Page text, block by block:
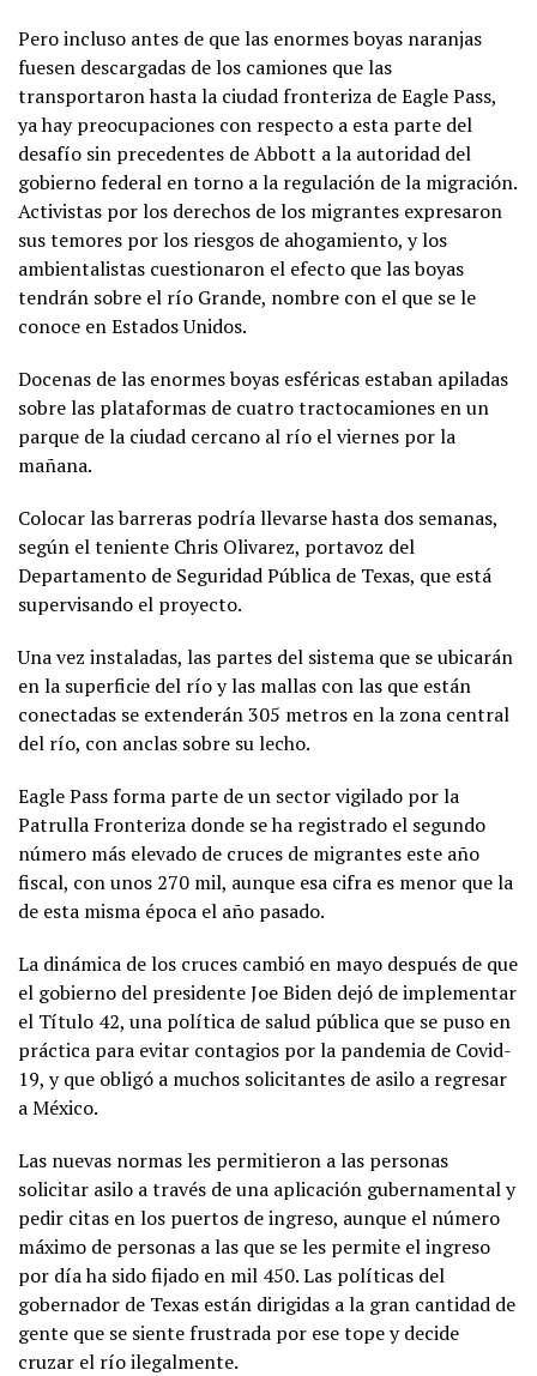
Pero incluso antes de que las enormes boyas naranjas
fuesen descargadas de los camiones que las
transportaron hasta la ciudad fronteriza de Eagle Pass,
ya hay preocupaciones con respecto a esta parte del
desafío sin precedentes de Abbott a la autoridad del
gobierno federal en torno a la regulación de la migración.
Activistas por los derechos de los migrantes expresaron
sus temores por los riesgos de ahogamiento, y los
ambientalistas cuestionaron el efecto que las boyas
tendrán sobre el río Grande, nombre con el que se le
conoce en Estados Unidos.
Docenas de las enormes boyas esféricas estaban apiladas
sobre las plataformas de cuatro tractocamiones en un
parque de la ciudad cercano al río el viernes por la
mañana.
Colocar las barreras podría llevarse hasta dos semanas,
según el teniente Chris Olivarez, portavoz del
Departamento de Seguridad Pública de Texas, que está
supervisando el proyecto.
Una vez instaladas, las partes del sistema que se ubicarán
en la superficie del río y las mallas con las que están
conectadas se extenderán 305 metros en la zona central
del río, con anclas sobre su lecho.
Eagle Pass forma parte de un sector vigilado por la
Patrulla Fronteriza donde se ha registrado el segundo
número más elevado de cruces de migrantes este año
fiscal, con unos 270 mil, aunque esa cifra es menor que la
de esta misma época el año pasado.
La dinámica de los cruces cambió en mayo después de que
el gobierno del presidente Joe Biden dejó de implementar
el Título 42, una política de salud pública que se puso en
práctica para evitar contagios por la pandemia de Covid-
19, y que obligó a muchos solicitantes de asilo a regresar
a México.
Las nuevas normas les permitieron a las personas
solicitar asilo a través de una aplicación gubernamental y
pedir citas en los puertos de ingreso, aunque el número
máximo de personas a las que se les permite el ingreso
por día ha sido fijado en mil 450. Las políticas del
gobernador de Texas están dirigidas a la gran cantidad de
gente que se siente frustrada por ese tope y decide
cruzar el río ilegalmente.